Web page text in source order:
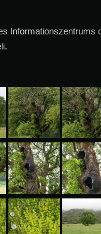
Informationszentrums